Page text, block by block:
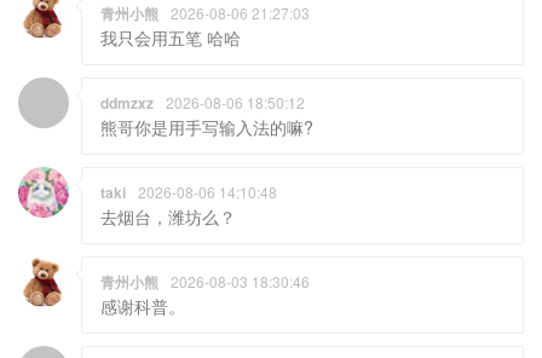
青州小熊 2026-08-06 21:27:03
我只会用五笔 哈哈
ddmzxz 2026-08-06 18:50:12
熊哥你是用手写输入法的嘛?
taki 2026-08-06 14:10:48
去烟台，潍坊么？
青州小熊 2026-08-03 18:30:46
感谢科普。